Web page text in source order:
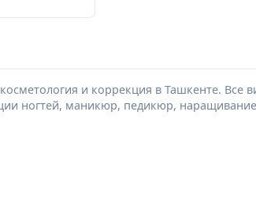
и коррекция в Ташкенте.
ногтей, маникюр, педикюр,